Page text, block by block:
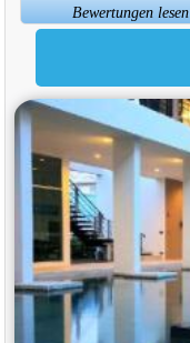
Bewertungen lesen